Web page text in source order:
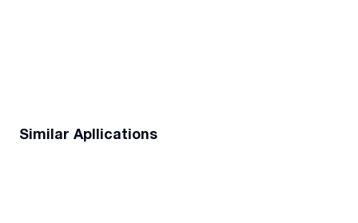
Similar Apllications